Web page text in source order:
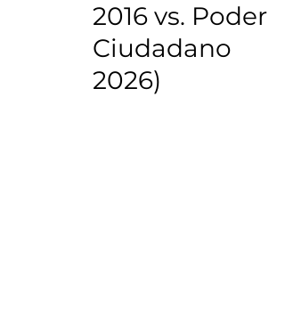
2016 vs. Poder
Ciudadano
2026)